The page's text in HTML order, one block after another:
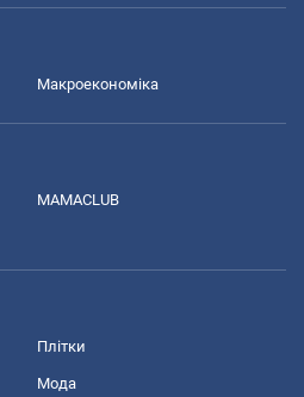
Макроекономіка
MAMACLUB
Плітки
Мода